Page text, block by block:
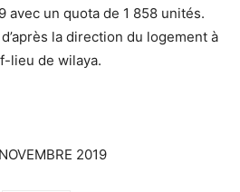
avec un quota de 1 858 unités.
la direction du logement à
lieu de wilaya.
2019